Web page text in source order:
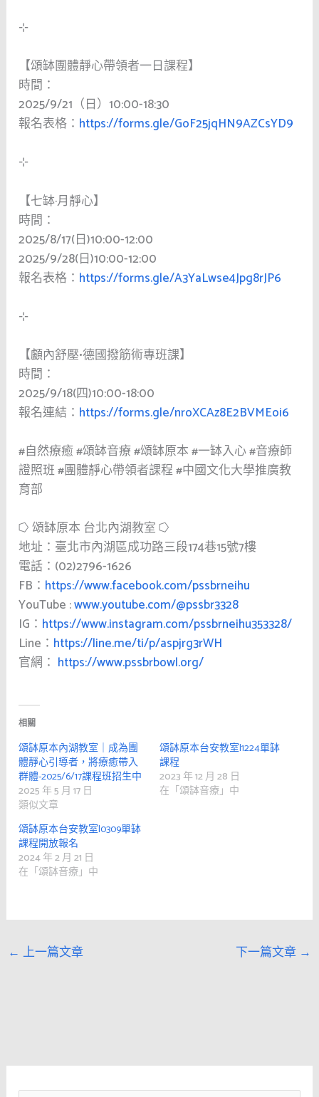
⊹
【頌缽團體靜心帶領者一日課程】
時間：
2025/9/21（日）10:00-18:30
報名表格： https://forms.gle/GoF25jqHN9AZCsYD9
⊹
【七缽·月靜心】
時間：
2025/8/17(日)10:00-12:00
2025/9/28(日)10:00-12:00
報名表格： https://forms.gle/A3YaLwse4Jpg8rJP6
⊹
【顱內舒壓•德國撥筋術專班課】
時間：
2025/9/18(四)10:00-18:00
報名連結： https://forms.gle/nroXCAz8E2BVMEoi6
#自然療癒#頌缽音療#頌缽原本#一缽入心#音療師
證照班#團體靜心帶領者課程#中國文化大學推廣教
育部
⭔ 頌缽原本 台北內湖教室 ⭔
地址：臺北市內湖區成功路三段174巷15號7樓
電話：(02)2796-1626
FB： https://www.facebook.com/pssbrneihu
YouTube :www.youtube.com/@pssbr3328
IG： https://www.instagram.com/pssbrneihu353328/
Line： https://line.me/ti/p/aspjrg3rWH
官網： https://www.pssbrbowl.org/
相關
頌缽原本內湖教室｜成為團
體靜心引導者，將療癒帶入
群體-2025/6/17課程班招生中
2025 年 5 月 17 日
類似文章
頌缽原本台安教室|1224單缽
課程
2023 年 12 月 28 日
在「頌缽音療」中
頌缽原本台安教室|0309單缽
課程開放報名
2024 年 2 月 21 日
在「頌缽音療」中
← 上一篇文章 下一篇文章 →